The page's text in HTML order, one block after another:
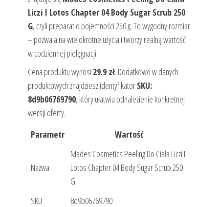
Liczi I Lotos Chapter 04 Body Sugar Scrub 250
G, czyli preparat o pojemności 250 g. To wygodny rozmiar
– pozwala na wielokrotne użycia i tworzy realną wartość
w codziennej pielęgnacji.
Cena produktu wynosi 29.9 zł. Dodatkowo w danych
produktowych znajdziesz identyfikatorSKU:
8d9b06769790, który ułatwia odnalezienie konkretnej
wersji oferty.
Parametr
Wartość
Nazwa
Mades Cosmetics Peeling Do Ciała Liczi I
Lotos Chapter 04 Body Sugar Scrub 250
G
SKU
8d9b06769790